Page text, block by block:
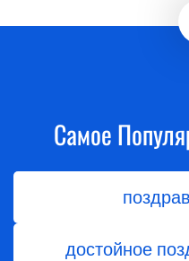
Самое
достойное